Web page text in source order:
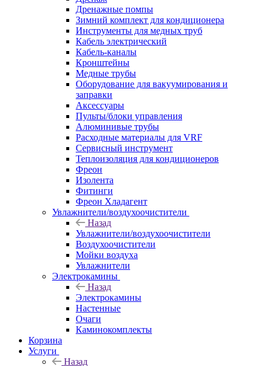
Дренажные помпы
Зимний комплект для кондиционера
Инструменты для медных труб
Кабель электрический
Кабель-каналы
Кронштейны
Медные трубы
Оборудование для вакуумирования и
заправки
Аксессуары
Пульты/блоки управления
Алюминивые трубы
Расходные материалы для VRF
Сервисный инструмент
Теплоизоляция для кондиционеров
Фреон
Изолента
Фитинги
Фреон Хладагент
Увлажнители/воздухоочистители
Назад
Увлажнители/воздухоочистители
Воздухоочистители
Мойки воздуха
Увлажнители
Электрокамины
Назад
Электрокамины
Настенные
Очаги
Каминокомплекты
Корзина
Услуги
Назад